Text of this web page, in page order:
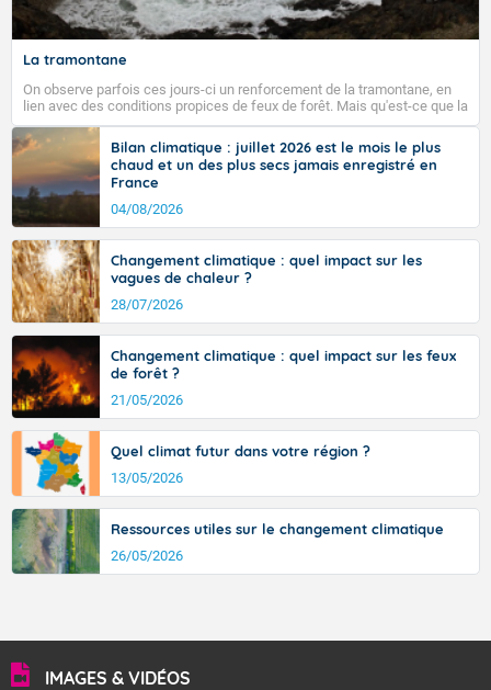
40 degrés dans le Var. Du nord de Rhône-Alpes à
l'Alsace, prévoyez 29 à 32 degrés. Plus à l'ouest, il fait
25 à 30 degrés dans les terres et 20 à 23 degrés du
Finistère au Nord-Pas-de-Calais.
Fermer
La tramontane
On observe parfois ces jours-ci un renforcement de la tramontane, en
lien avec des conditions propices de feux de forêt. Mais qu'est-ce que la
tramontane ? Quelles sont ses caractéristiques ? La tramontane est un
vent turbulent soufflant de secteur nord-ouest à nord, ou ouest à nord-
ouest, dans un secteur qui part du Roussillon à la vallée de l’Aude et à
l’ouest de l’Hérault. L’étymologie de ce vent vient du latin trasmontanus,
signifiant au-delà des monts, en allusion aux régions montagneuses
d’où provient ce vent.
Bilan climatique : juillet 2026 est le mois le plus
chaud et un des plus secs jamais enregistré en
France
04/08/2026
Changement climatique : quel impact sur les
vagues de chaleur ?
28/07/2026
Changement climatique : quel impact sur les feux
de forêt ?
21/05/2026
Quel climat futur dans votre région ?
13/05/2026
Ressources utiles sur le changement climatique
26/05/2026
IMAGES & VIDÉOS